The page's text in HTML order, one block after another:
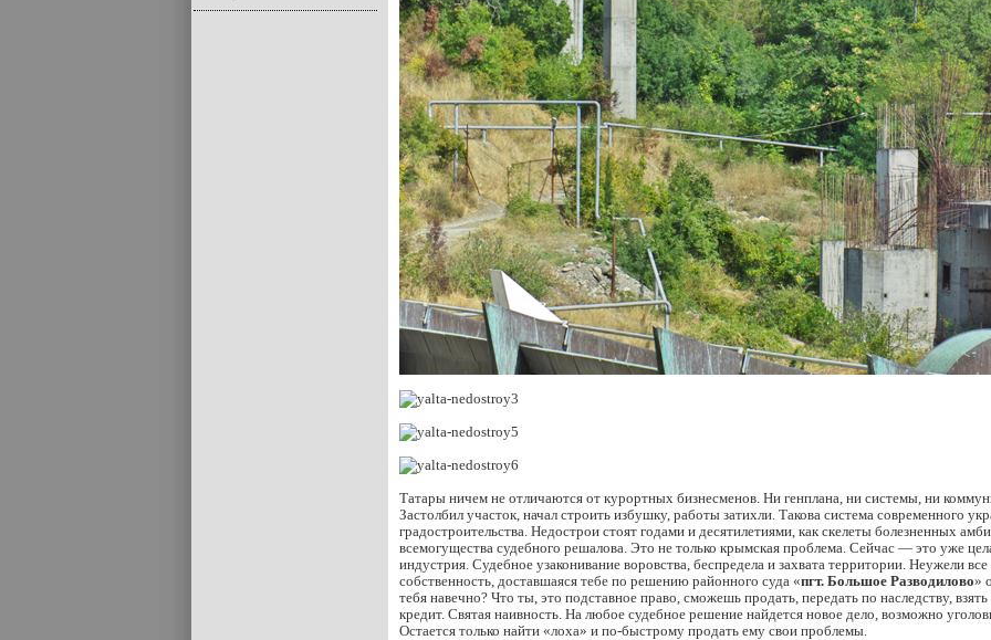
Татары ничем не отличаются от курортных бизнесменов. Ни генплана, ни системы, ни
Застолбил участок, начал строить избушку, работы затихли. Такова система современного
градостроительства. Недострои стоят годами и десятилетиями, как скелеты болезненных
всемогущества судебного решалова. Это не только крымская проблема. Сейчас — это уже
индустрия. Судебное узаконивание воровства, беспредела и захвата территории. Неужели все
собственность, доставшаяся тебе по решению районного суда «пгт. Большое Разводилово»
тебя навечно? Что ты, это подставное право, сможешь продать, передать по наследству, взять
кредит. Святая наивность. На любое судебное решение найдется новое дело, возможно
Остается только найти «лоха» и по-быстрому продать ему свои проблемы.